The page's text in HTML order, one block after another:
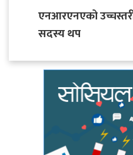
एनआरएनएको
सदस्य थप